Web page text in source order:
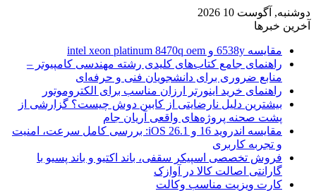
دوشنبه, آگوست 10 2026
آخرین خبرها
مقایسه 6538y و intel xeon platinum 8470q oem
راهنمای جامع کتاب‌های کلیدی رشته مهندسی کامپیوتر –
منابع ضروری برای دانشجویان فنی و حرفه‌ای
راهنمای خرید اینورتر ارزان مناسب برای الکتروموتور
بیشترین دلیل نارضایتی از کابین دوش چیست؟ گزارشی از
پشت صحنه پروژه‌های واقعی آریان جام
مقایسه اندروید 16 و iOS 26.1: بررسی کامل سرعت، امنیت
و تجربه کاربری
فروش تخصصی اسپیکر سقفی، باند اکتیو و باند پسیو با
گارانتی اصالت کالا در آوازک
کارت ویزیت مناسب وکالت